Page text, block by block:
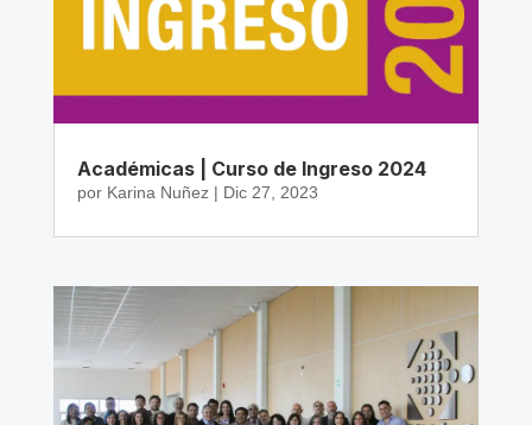
Académicas | Curso de Ingreso 2024
por Karina Nuñez| Dic 27, 2023